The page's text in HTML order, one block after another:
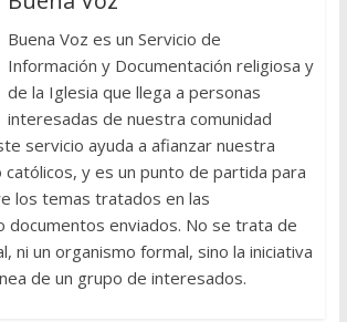
Buena Voz es un Servicio de
Información y Documentación religiosa y
de la Iglesia que llega a personas
interesadas de nuestra comunidad
servicio ayuda a afianzar nuestra
y es un punto de partida para
los temas tratados en las
documentos enviados. No se trata de
ni un organismo formal, sino la iniciativa
de un grupo de interesados.